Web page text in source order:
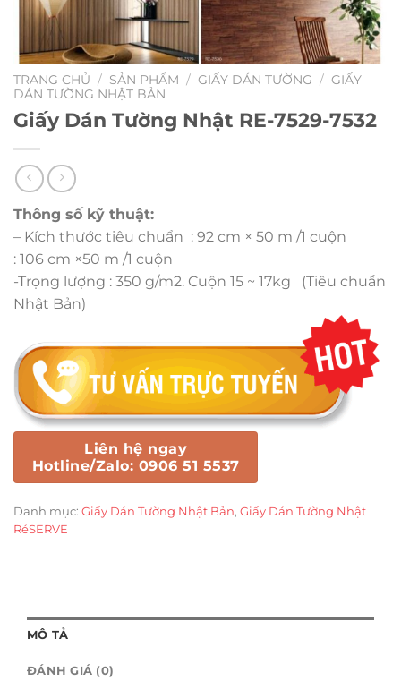
TRANG CHỦ / SẢN PHẨM / GIẤY DÁN TƯỜNG / GIẤY
DÁN TƯỜNG NHẬT BẢN
Giấy Dán Tường Nhật RE-7529-7532
Thông số kỹ thuật:
– Kích thước tiêu chuẩn : 92 cm × 50 m /1 cuộn
: 106 cm ×50 m /1 cuộn
-Trọng lượng : 350 g/m2. Cuộn 15 ~ 17kg (Tiêu chuẩn
Nhật Bản)
Liên hệ ngay
Hotline/Zalo: 0906 51 5537
Danh mục: Giấy Dán Tường Nhật Bản, Giấy Dán Tường Nhật
RéSERVE
MÔ TẢ
ĐÁNH GIÁ (0)